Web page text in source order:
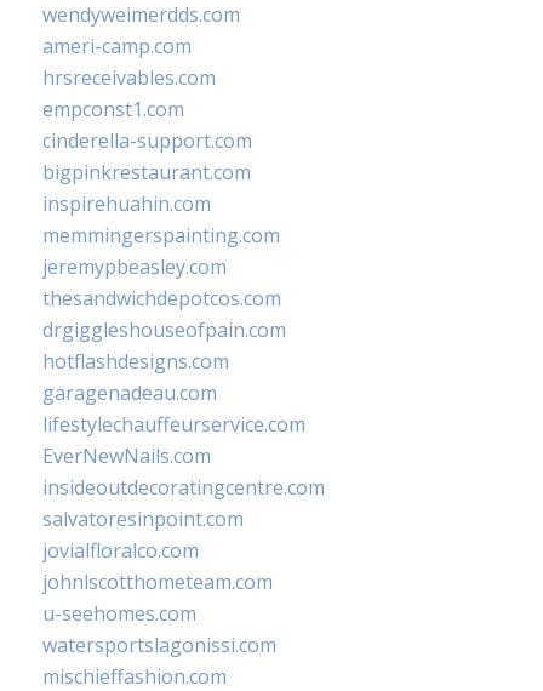
wendyweimerdds.com
ameri-camp.com
hrsreceivables.com
empconst1.com
cinderella-support.com
bigpinkrestaurant.com
inspirehuahin.com
memmingerspainting.com
jeremypbeasley.com
thesandwichdepotcos.com
drgiggleshouseofpain.com
hotflashdesigns.com
garagenadeau.com
lifestylechauffeurservice.com
EverNewNails.com
insideoutdecoratingcentre.com
salvatoresinpoint.com
jovialfloralco.com
johnlscotthometeam.com
u-seehomes.com
watersportslagonissi.com
mischieffashion.com